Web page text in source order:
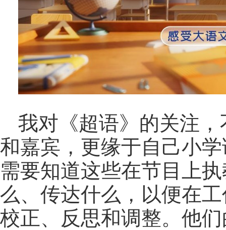
我对《超语》的关注
和嘉宾，更缘于自己小
需要知道这些在节目上
么、传达什么，以便在
校正、反思和调整。他